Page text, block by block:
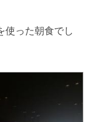
った朝食でし